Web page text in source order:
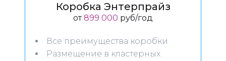
Коробка Энтерпрайз
от899 000 руб/год
Все преимущества коробки
Размещение в кластерных